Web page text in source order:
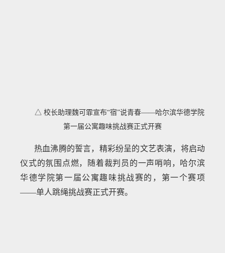
△ 校长助理魏可霏宣布“宿”说青春——哈尔滨华德学院
第一届公寓趣味挑战赛正式开赛
热血沸腾的誓言，精彩纷呈的文艺表演，将启动
仪式的氛围点燃，随着裁判员的一声哨响，哈尔滨
华德学院第一届公寓趣味挑战赛的，第一个赛项
——单人跳绳挑战赛正式开赛。